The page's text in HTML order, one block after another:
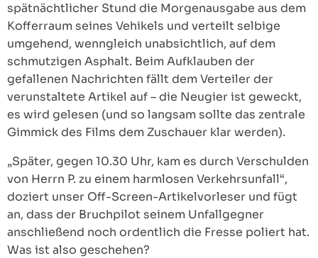
spätnächtlicher Stund die Morgenausgabe aus dem
Kofferraum seines Vehikels und verteilt selbige
umgehend, wenngleich unabsichtlich, auf dem
schmutzigen Asphalt. Beim Aufklauben der
gefallenen Nachrichten fällt dem Verteiler der
verunstaltete Artikel auf – die Neugier ist geweckt,
es wird gelesen (und so langsam sollte das zentrale
Gimmick des Films dem Zuschauer klar werden).
„Später, gegen 10.30 Uhr, kam es durch Verschulden
von Herrn P. zu einem harmlosen Verkehrsunfall“,
doziert unser Off-Screen-Artikelvorleser und fügt
an, dass der Bruchpilot seinem Unfallgegner
anschließend noch ordentlich die Fresse poliert hat.
Was ist also geschehen?